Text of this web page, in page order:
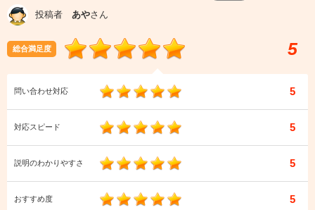
投稿者 あやさん
総合満足度 5
問い合わせ対応 5
対応スピード 5
説明のわかりやすさ 5
おすすめ度 5